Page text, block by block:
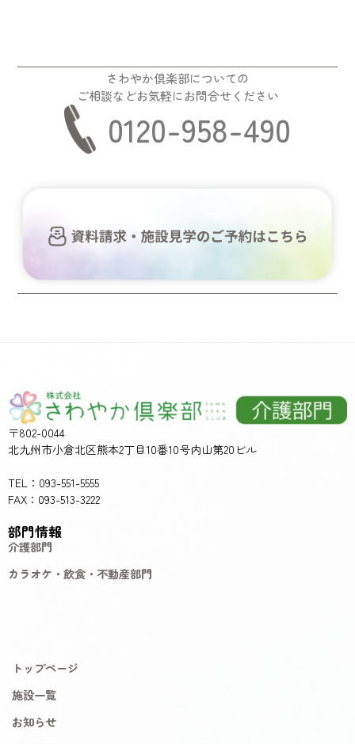
さわやか倶楽部についての
ご相談などお気軽にお問合せください
0120-958-490
〒802-0044
北九州市小倉北区熊本2丁目10番10号内山第20ビル
TEL：093-551-5555
FAX：093-513-3222
部門情報
介護部門
カラオケ・飲食・不動産部門
トップページ
施設一覧
お知らせ